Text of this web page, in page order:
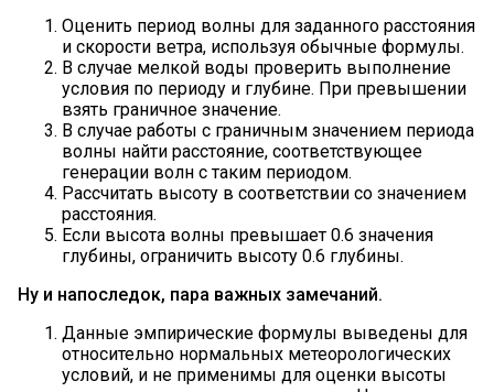
Оценить период волны для заданного расстояния
и скорости ветра, используя обычные формулы.
В случае мелкой воды проверить выполнение
условия по периоду и глубине. При превышении
взять граничное значение.
В случае работы с граничным значением периода
волны найти расстояние, соответствующее
генерации волн с таким периодом.
Рассчитать высоту в соответствии со значением
расстояния.
Если высота волны превышает 0.6 значения
глубины, ограничить высоту 0.6 глубины.
Ну и напоследок, пара важных замечаний.
Данные эмпирические формулы выведены для
относительно нормальных метеорологических
условий, и не применимы для оценки высоты